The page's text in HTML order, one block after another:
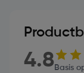
4.8 Basis